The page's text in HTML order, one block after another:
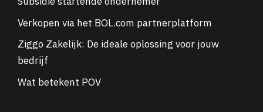
Verkopen via het BOL.com partnerplatform
Ziggo Zakelijk: De ideale oplossing voor jouw
bedrijf
Wat betekent POV